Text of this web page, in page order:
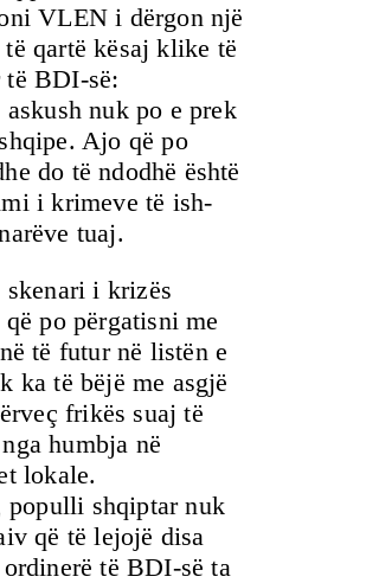
VLEN i dërgon një
të qartë kësaj klike të
të BDI-së:
askush nuk po e prek
Ajo që po
do të ndodhë është
i krimeve të ish-
tuaj.
skenari i krizës
po përgatisni me
të futur në listën e
ka të bëjë me asgjë
frikës suaj të
humbja në
lokale.
populli shqiptar nuk
që të lejojë disa
të BDI-së ta